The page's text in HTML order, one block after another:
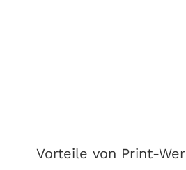
Vorteile von Print-